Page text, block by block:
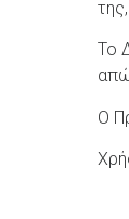
Το
Ο